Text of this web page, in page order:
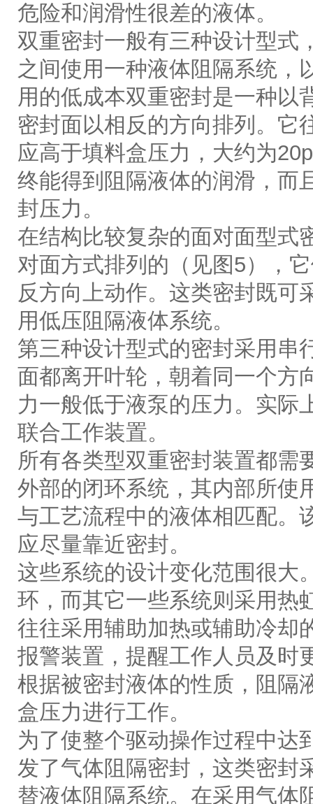
危险和润滑性很差的液体。
双重密封一般有三种设计型式
之间使用一种液体阻隔系统，
用的低成本双重密封是一种以
密封面以相反的方向排列。它
应高于填料盒压力，大约为
终能得到阻隔液体的润滑，而
封压力。
在结构比较复杂的面对面型式
对面方式排列的（见图5），
反方向上动作。这类密封既可
用低压阻隔液体系统。
第三种设计型式的密封采用串
面都离开叶轮，朝着同一个方
力一般低于液泵的压力。实际
联合工作装置。
所有各类型双重密封装置都需
外部的闭环系统，其内部所使
与工艺流程中的液体相匹配。
应尽量靠近密封。
这些系统的设计变化范围很大
环，而其它一些系统则采用热
往往采用辅助加热或辅助冷却
报警装置，提醒工作人员及时
根据被密封液体的性质，阻隔
盒压力进行工作。
为了使整个驱动操作过程中达
发了气体阻隔密封，这类密封
替液体阻隔系统。在采用气体